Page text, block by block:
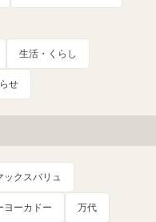
生活・くらし
せ
ックスバリュ
ヨーカドー 万代